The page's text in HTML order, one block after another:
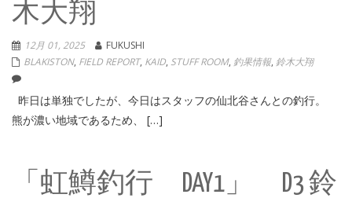
木大翔
12月 01, 2025
FUKUSHI
BLAKISTON, FIELD REPORT, KAID, STUFF ROOM, 釣果情報, 鈴木大翔
昨日は単独でしたが、今日はスタッフの仙北谷さんとの釣行。
熊が濃い地域であるため、 […]
「虹鱒釣行 DAY1」 D3 鈴